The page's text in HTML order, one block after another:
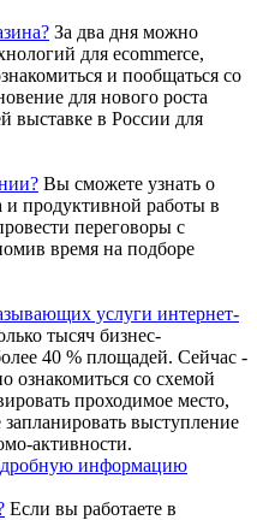
За два дня можно
для ecommerce,
и пообщаться со
для нового роста
выставке в России для
Вы сможете узнать о
и продуктивной работы в
переговоры с
время на подборе
услуги интернет-
тысяч бизнес-
40 % площадей. Сейчас -
ознакомиться со схемой
проходимое место,
выступление
активности.
информацию
Если вы работаете в